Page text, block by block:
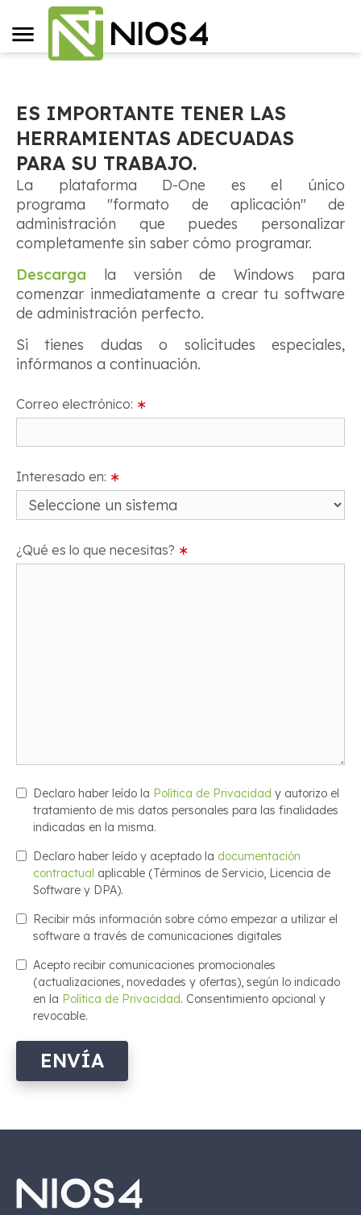
ES IMPORTANTE TENER LAS
HERRAMIENTAS ADECUADAS
PARA SU TRABAJO.
La plataforma D-One es el único
programa "formato de aplicación" de
administración que puedes personalizar
completamente sin saber cómo programar.
Descarga la versión de Windows para
comenzar inmediatamente a crear tu software
de administración perfecto.
Si tienes dudas o solicitudes especiales,
infórmanos a continuación.
Correo electrónico: ∗
Interesado en: ∗
¿Qué es lo que necesitas? ∗
Declaro haber leído la Política de Privacidad y autorizo el
tratamiento de mis datos personales para las finalidades
indicadas en la misma.
Declaro haber leído y aceptado la documentación
contractual aplicable (Términos de Servicio, Licencia de
Software y DPA).
Recibir más información sobre cómo empezar a utilizar el
software a través de comunicaciones digitales
Acepto recibir comunicaciones promocionales
(actualizaciones, novedades y ofertas), según lo indicado
en la Política de Privacidad. Consentimiento opcional y
revocable.
ENVÍA